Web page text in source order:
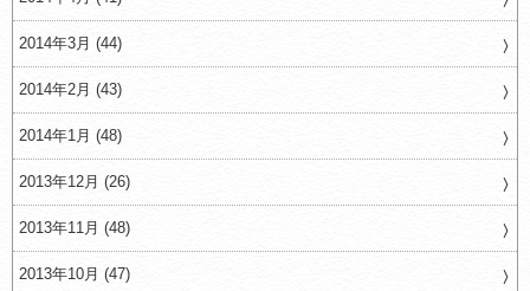
2014年3月 (44)
2014年2月 (43)
2014年1月 (48)
2013年12月 (26)
2013年11月 (48)
2013年10月 (47)